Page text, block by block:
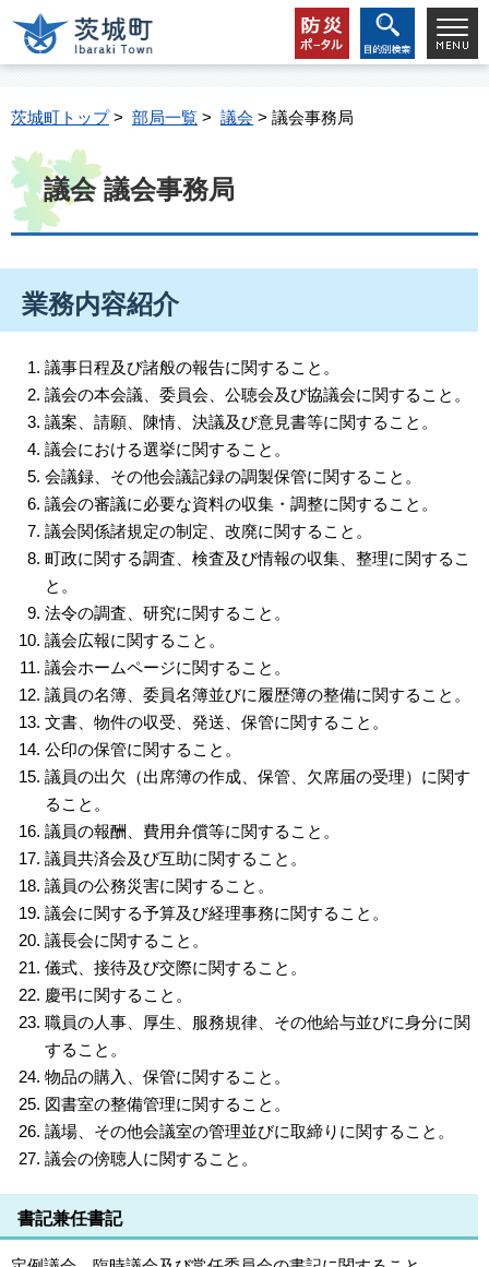
茨城町トップ> 部局一覧 > 議会 > 議会事務局
議会 議会事務局
業務内容紹介
議事日程及び諸般の報告に関すること。
議会の本会議、委員会、公聴会及び協議会に関すること。
議案、請願、陳情、決議及び意見書等に関すること。
議会における選挙に関すること。
会議録、その他会議記録の調製保管に関すること。
議会の審議に必要な資料の収集・調整に関すること。
議会関係諸規定の制定、改廃に関すること。
町政に関する調査、検査及び情報の収集、整理に関するこ
と。
法令の調査、研究に関すること。
議会広報に関すること。
議会ホームページに関すること。
議員の名簿、委員名簿並びに履歴簿の整備に関すること。
文書、物件の収受、発送、保管に関すること。
公印の保管に関すること。
議員の出欠（出席簿の作成、保管、欠席届の受理）に関す
ること。
議員の報酬、費用弁償等に関すること。
議員共済会及び互助に関すること。
議員の公務災害に関すること。
議会に関する予算及び経理事務に関すること。
議長会に関すること。
儀式、接待及び交際に関すること。
慶弔に関すること。
職員の人事、厚生、服務規律、その他給与並びに身分に関
すること。
物品の購入、保管に関すること。
図書室の整備管理に関すること。
議場、その他会議室の管理並びに取締りに関すること。
議会の傍聴人に関すること。
書記兼任書記